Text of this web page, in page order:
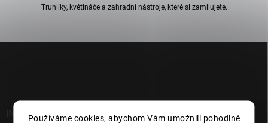
Používáme cookies, abychom Vám umožnili pohodlné
Truhlíky, květináče a zahradní nástroje, které si zamilujete.
INFORMACE PRO VÁS